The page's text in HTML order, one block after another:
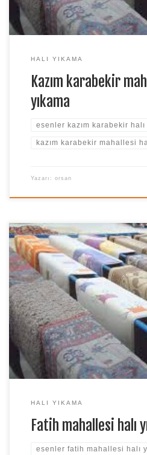
HALI YIKAMA
Kazım karabekir
yıkama
esenler kazım karabekir halı
kazım karabekir mahallesi
Yazarı: orsan
Fatih mahallesi halı
mahallesi halı yıkama.Halı
müşterilerimiz esenler fatih
sayfamıza hoş geldiniz.
mahallelerinde Halı yıkama,Koltuk
yıkama,Zebra perde
yıkama,Yorgan yıkama ve
bir telefon kadar […]
HALI YIKAMA
Fatih mahallesi halı
esenler fatih mahallesi halı